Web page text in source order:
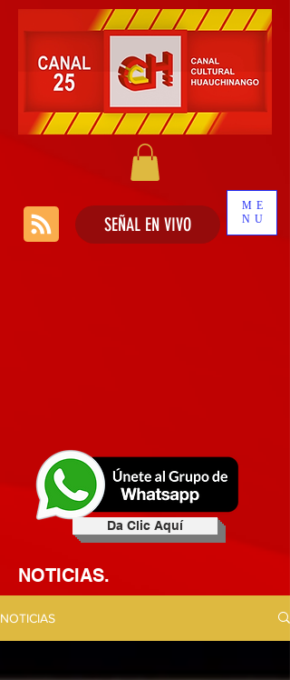
ME
NU
SEÑAL EN VIVO
Da Clic Aquí
NOTICIAS.
NOTICIAS